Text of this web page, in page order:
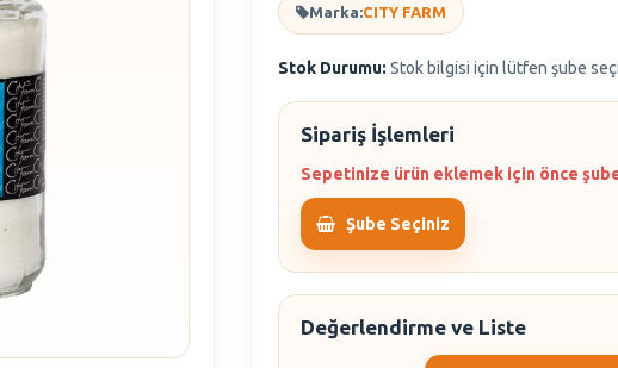
Marka:CITY FARM
Stok Durumu: Stok bilgisi için lütfen şube
Sipariş İşlemleri
Sepetinize ürün eklemek için önce
Şube Seçiniz
Değerlendirme ve Liste